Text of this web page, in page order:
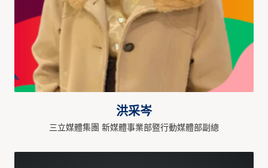
洪采岑
三立媒體集團 新媒體事業部暨行動媒體部副總